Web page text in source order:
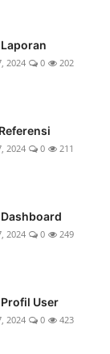
2024 0 202
2024 0 211
2024 0 249
User
2024 0 423